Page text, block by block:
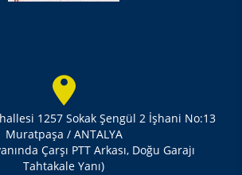
1257 Sokak Şengül 2 İşhani No:13
Muratpaşa / ANTALYA
Çarşı PTT Arkası, Doğu Garajı
Tahtakale Yanı)